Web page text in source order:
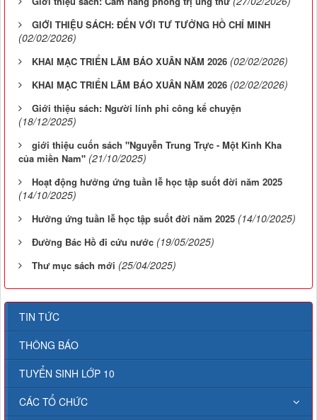
GIỚI THIỆU SÁCH: ĐẾN VỚI TƯ TƯỞNG HỒ CHÍ MINH
(02/02/2026)
KHAI MẠC TRIỂN LÃM BÁO XUÂN NĂM 2026 (02/02/2026)
KHAI MẠC TRIỂN LÃM BÁO XUÂN NĂM 2026 (02/02/2026)
Giới thiệu sách: Người lính phi công kể chuyện
(18/12/2025)
giới thiệu cuốn sách "Nguyễn Trung Trực - Một Kinh Kha
của miền Nam" (21/10/2025)
Hoạt động hưởng ứng tuần lễ học tập suốt đời năm 2025
(14/10/2025)
Hưởng ứng tuần lễ học tập suốt đời năm 2025 (14/10/2025)
Đường Bác Hồ đi cứu nước (19/05/2025)
Thư mục sách mới (25/04/2025)
TIN TỨC
THÔNG BÁO
TUYỂN SINH LỚP 10
CÁC TỔ CHỨC